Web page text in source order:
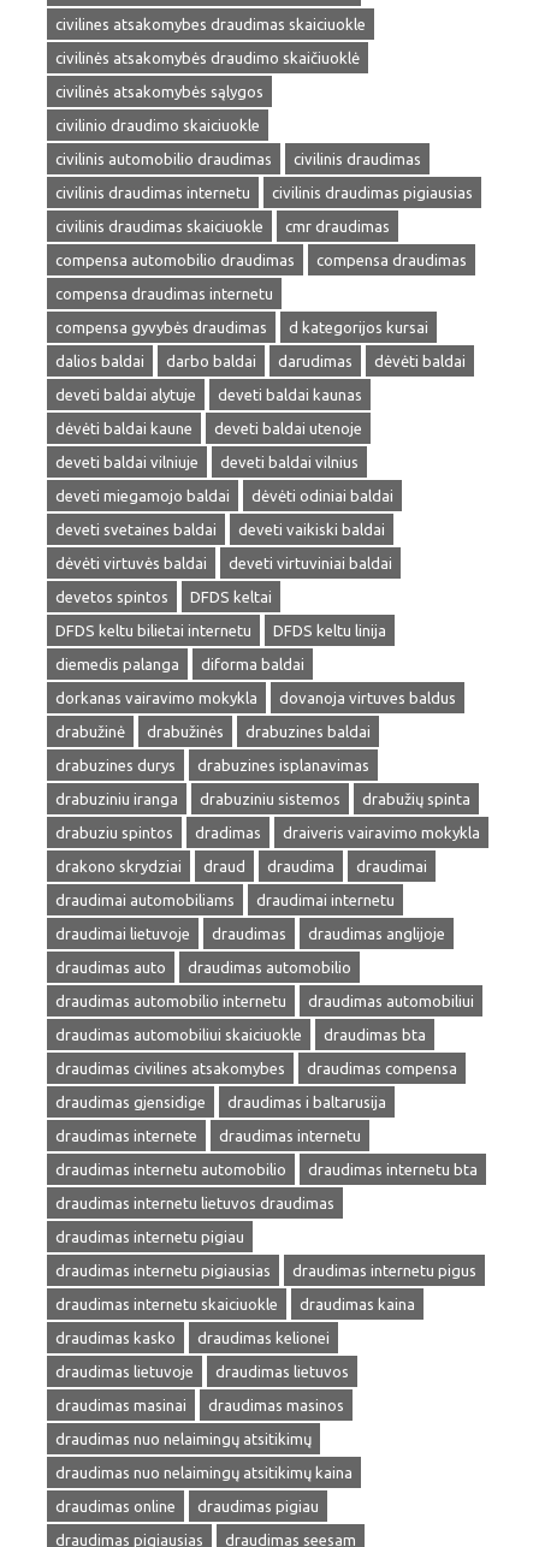
civilines atsakomybes draudimas skaiciuokle
civilinės atsakomybės draudimo skaičiuoklė
civilinės atsakomybės sąlygos
civilinio draudimo skaiciuokle
civilinis automobilio draudimas
civilinis draudimas
civilinis draudimas internetu
civilinis draudimas pigiausias
civilinis draudimas skaiciuokle
cmr draudimas
compensa automobilio draudimas
compensa draudimas
compensa draudimas internetu
compensa gyvybės draudimas
d kategorijos kursai
dalios baldai
darbo baldai darudimas
dėvėti baldai
deveti baldai alytuje
deveti baldai kaunas
dėvėti baldai kaune
deveti baldai utenoje
deveti baldai vilniuje
deveti baldai vilnius
deveti miegamojo baldai
dėvėti odiniai baldai
deveti svetaines baldai
deveti vaikiski baldai
dėvėti virtuvės baldai
deveti virtuviniai baldai
devetos spintos
DFDS keltai
DFDS keltu bilietai internetu
DFDS keltu linija
diemedis palanga
diforma baldai
dorkanas vairavimo mokykla
dovanoja virtuves baldus
drabužinė
drabužinės
drabuzines baldai
drabuzines durys
drabuzines isplanavimas
drabuziniu iranga
drabuziniu sistemos
drabužių spinta
drabuziu spintos
dradimas
draiveris vairavimo mokykla
drakono skrydziai
draud draudima
draudimai
draudimai automobiliams
draudimai internetu
draudimai lietuvoje
draudimas
draudimas anglijoje
draudimas auto
draudimas automobilio
draudimas automobilio internetu
draudimas automobiliui
draudimas automobiliui skaiciuokle
draudimas bta
draudimas civilines atsakomybes
draudimas compensa
draudimas gjensidige
draudimas i baltarusija
draudimas internete
draudimas internetu
draudimas internetu automobilio
draudimas internetu bta
draudimas internetu lietuvos draudimas
draudimas internetu pigiau
draudimas internetu pigiausias
draudimas internetu pigus
draudimas internetu skaiciuokle
draudimas kaina
draudimas kasko
draudimas kelionei
draudimas lietuvoje
draudimas lietuvos
draudimas masinai
draudimas masinos
draudimas nuo nelaimingų atsitikimų
draudimas nuo nelaimingų atsitikimų kaina
draudimas online
draudimas pigiau
draudimas pigiausias
draudimas seesam